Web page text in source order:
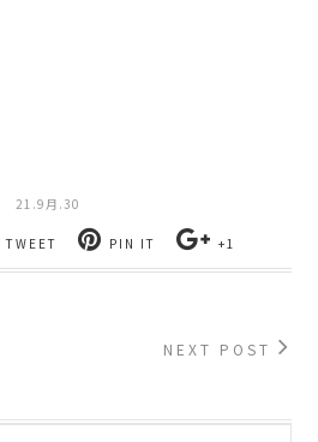
21.9月.30
TWEET PIN IT +1
NEXT POST